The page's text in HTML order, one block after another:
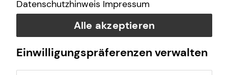
Erlaubnis nach § 34f GewO ​
Aufsichtsbehörde:
Stadtverwaltung Bernau
Datenschutzhinweis Impressum
Alle akzeptieren
Einwilligungspräferenzen verwalten